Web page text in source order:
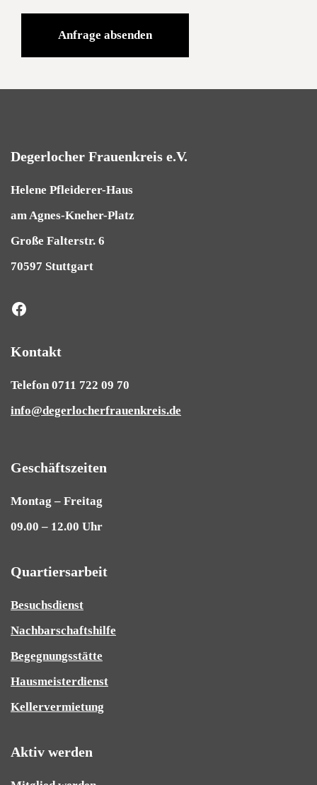
Degerlocher Frauenkreis e.V.
Helene Pfleiderer-Haus
am Agnes-Kneher-Platz
Große Falterstr. 6
70597 Stuttgart
Kontakt
Telefon 0711 722 09 70
info@degerlocherfrauenkreis.de
Geschäftszeiten
Montag – Freitag
09.00 – 12.00 Uhr
Quartiersarbeit
Besuchsdienst
Nachbarschaftshilfe
Begegnungsstätte
Hausmeisterdienst
Kellervermietung
Aktiv werden